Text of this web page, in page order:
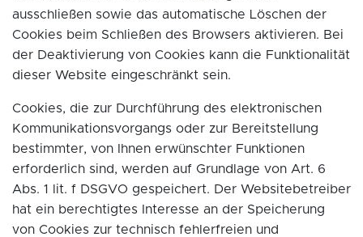
ausschließen sowie das automatische Löschen der
Cookies beim Schließen des Browsers aktivieren. Bei
der Deaktivierung von Cookies kann die Funktionalität
dieser Website eingeschränkt sein.
Cookies, die zur Durchführung des elektronischen
Kommunikationsvorgangs oder zur Bereitstellung
bestimmter, von Ihnen erwünschter Funktionen
erforderlich sind, werden auf Grundlage von Art. 6
Abs. 1 lit. f DSGVO gespeichert. Der Websitebetreiber
hat ein berechtigtes Interesse an der Speicherung
von Cookies zur technisch fehlerfreien und